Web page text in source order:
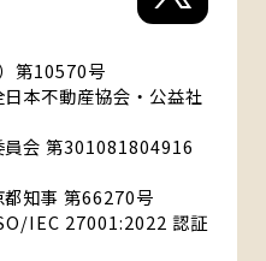
第10570号
本不動産協会・公益社
員会 第301081804916
知事 第66270号
IEC 27001:2022 認証